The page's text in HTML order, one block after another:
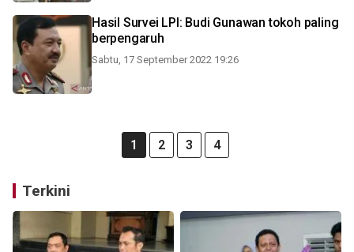
Hasil Survei LPI: Budi Gunawan tokoh paling
berpengaruh
Sabtu, 17 September 2022 19:26
1 2 3 4
Terkini